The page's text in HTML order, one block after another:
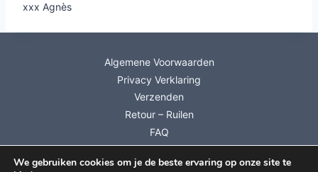
xxx Agnès
Algemene Voorwaarden
Privacy Verklaring
Verzenden
Retour – Ruilen
FAQ
Mijn account
Info Cadeaubonnen
We gebruiken cookies om je de beste ervaring op onze site te